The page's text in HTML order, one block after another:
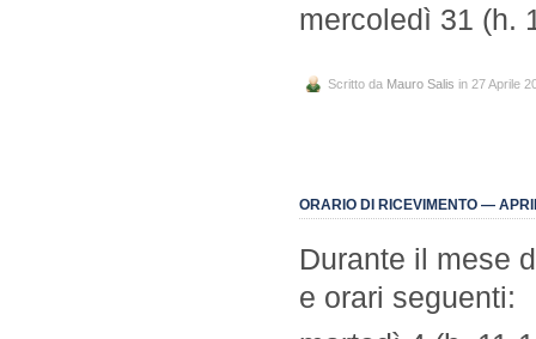
mercoledì 31 (h.
Scritto da Mauro Salis in 27 Aprile
ORARIO DI RICEVIMENTO —
Durante il mese
e orari seguenti: